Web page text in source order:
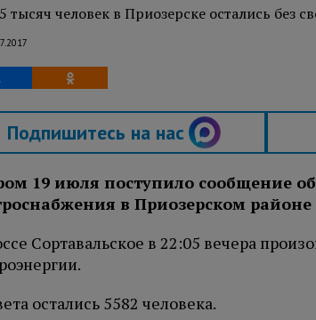
тысяч человек в Приозерске остались без
Подпишитесь на нас
19 июля поступило сообщение
в Приозерском районе
Сортавальское в 22:05 вечера
остались 5582 человека.